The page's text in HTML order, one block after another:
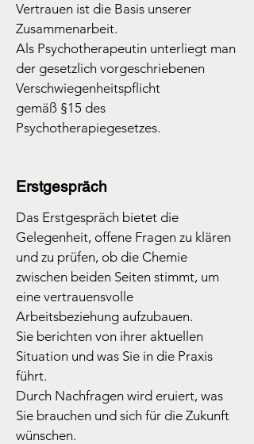
Vertrauen ist die Basis unserer
Zusammenarbeit.
Als Psychotherapeutin unterliegt man
der gesetzlich vorgeschriebenen
Verschwiegenheitspflicht
gemäß §15 des
Psychotherapiegesetzes.
Erstgespräch
Das Erstgespräch bietet die
Gelegenheit, offene Fragen zu klären
und zu prüfen, ob die Chemie
zwischen beiden Seiten stimmt, um
eine vertrauensvolle
Arbeitsbeziehung aufzubauen.
Sie berichten von ihrer aktuellen
Situation und was Sie in die Praxis
führt.
Durch Nachfragen wird eruiert, was
Sie brauchen und sich für die Zukunft
wünschen.